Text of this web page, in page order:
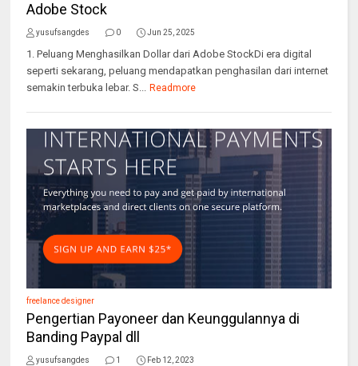
Adobe Stock
yusufsangdes 0 Jun 25, 2025
1. Peluang Menghasilkan Dollar dari Adobe StockDi era digital
seperti sekarang, peluang mendapatkan penghasilan dari internet
semakin terbuka lebar. S... Readmore
freelance designer
Pengertian Payoneer dan Keunggulannya di
Banding Paypal dll
yusufsangdes 1 Feb 12, 2023